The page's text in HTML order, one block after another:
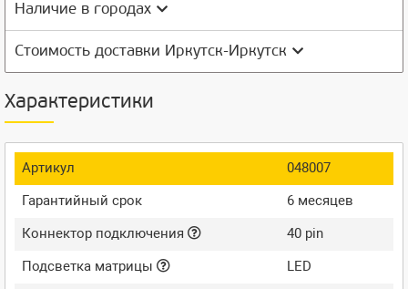
Наличие в городах
Стоимость доставки Иркутск-Иркутск
Характеристики
Артикул
048007
Гарантийный срок
6 месяцев
Коннектор подключения
40 pin
Подсветка матрицы
LED